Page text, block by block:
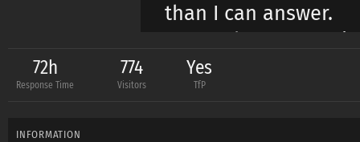
than I can answer.
Currently I want to
TFP basis only.
72h
Response Time
774
Visitors
Yes
TfP
INFORMATION